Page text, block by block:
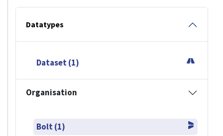
Datatypes
Dataset (1)
Organisation
Bolt (1)